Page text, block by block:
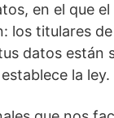
en el que
los titulares
datos están
la ley.